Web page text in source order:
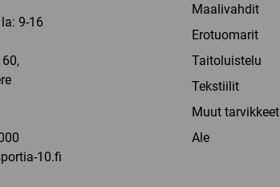
9-16
10.fi
Maalivahdit
Erotuomarit
Taitoluistelu
Tekstiilit
Muut tarvikkeet
Ale